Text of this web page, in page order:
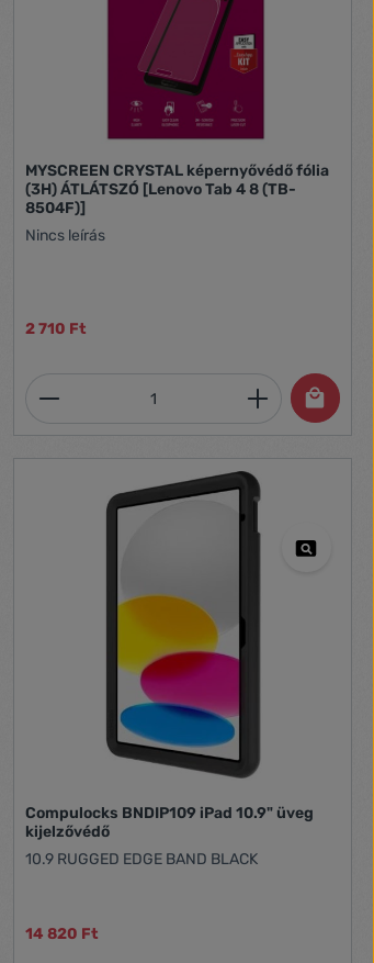
a gombokat a
a kívánt mennyiséget, vagy
MYSCREEN CRYSTAL képernyővédő fólia
(3H) ÁTLÁTSZÓ [Lenovo Tab 4 8 (TB-
8504F)]
Nincs leírás
2 710 Ft
Termékmennyiség: Adja
Compulocks BNDIP109 iPad 10.9" üveg
kijelzővédő
10.9 RUGGED EDGE BAND BLACK
14 820 Ft